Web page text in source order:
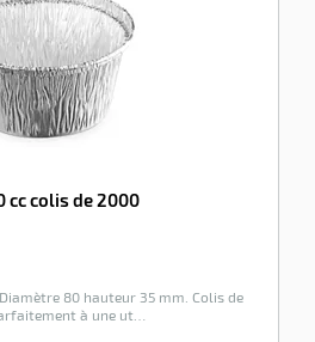
cc colis de 2000
80 hauteur 35 mm. Colis de
à une ut…